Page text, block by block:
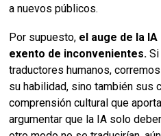
a nuevos públicos.
Por supuesto, el auge de la
exento de inconvenientes.
traductores humanos,
su habilidad, sino también sus
comprensión cultural que
argumentar que la IA solo